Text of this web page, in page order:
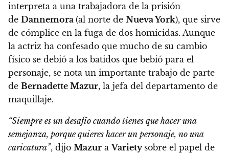
interpreta a una trabajadora de la prisión
de Dannemora (al norte de Nueva York), que sirve
de cómplice en la fuga de dos homicidas. Aunque
la actriz ha confesado que mucho de su cambio
físico se debió a los batidos que bebió para el
personaje, se nota un importante trabajo de parte
de Bernadette Mazur, la jefa del departamento de
maquillaje.
“Siempre es un desafío cuando tienes que hacer una
semejanza, porque quieres hacer un personaje, no una
caricatura”, dijo Mazur aVariety sobre el papel de